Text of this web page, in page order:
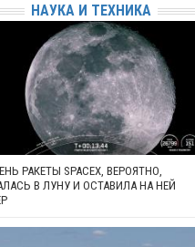
НАУКА И ТЕХНИКА
РАКЕТЫ SPACEX, ВЕРОЯТНО,
В ЛУНУ И ОСТАВИЛА НА НЕЙ